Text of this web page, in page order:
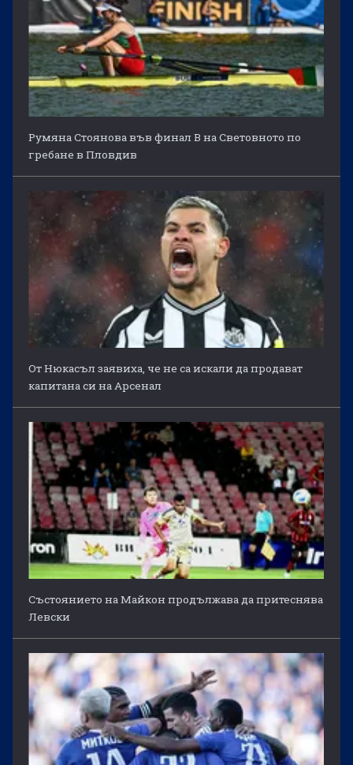
Румяна Стоянова във финал B на Световното по
гребане в Пловдив
От Нюкасъл заявиха, че не са искали да продават
капитана си на Арсенал
Състоянието на Майкон продължава да притеснява
Левски